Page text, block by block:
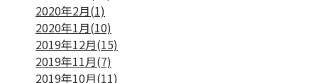
2020年2月(1)
2020年1月(10)
2019年12月(15)
2019年11月(7)
2019年10月(11)